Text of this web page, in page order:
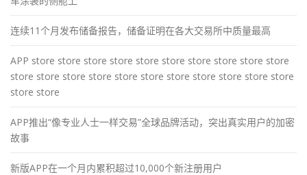
连续11个月发布储备报告，储备证明在各大交易所中质量最高
APP store store store store store store store store store store
store store store store store store store store store store store
store store
APP推出“像专业人士一样交易”全球品牌活动，突出真实用户的加密
故事
新版APP在一个月内累积超过10,000个新注册用户